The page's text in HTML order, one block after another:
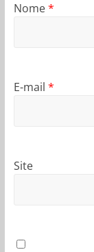
Nome*
E-mail *
Site